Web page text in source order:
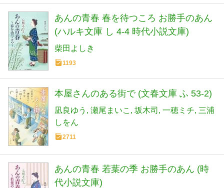
あんの青春 春を待つころ お勝手のあん
(ハルキ文庫 し 4-4 時代小説文庫)
柴田よしき
1193
本屋さんのある街で (文春文庫 ふ 53-2)
凪良ゆう 瀬尾まいこ 坂木司 一穂ミチ 三浦
しをん
2711
あんの青春 若葉の季 お勝手のあん (時
代小説文庫)